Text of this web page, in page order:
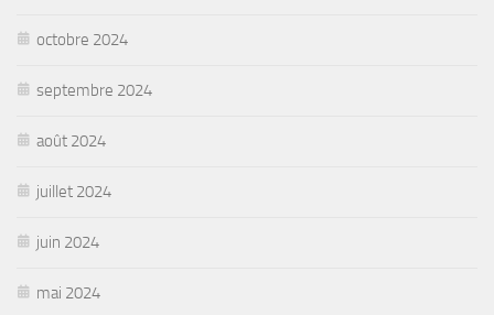
octobre 2024
septembre 2024
août 2024
juillet 2024
juin 2024
mai 2024